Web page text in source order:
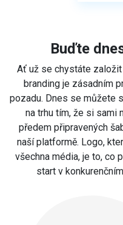
Buďte
Ať už se chystáte
branding je zásadním
pozadu. Dnes se můžete
na trhu tím, že si sami
předem připravených
naší platformě. Logo,
všechna média, je to, co
start v